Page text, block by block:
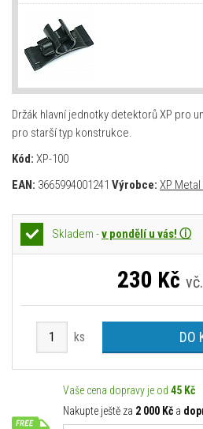
Držák hlavní jednotky detektorů XP pro
pro starší typ konstrukce.
Kód: XP-100
EAN: 3665994001241 Výrobce: XP
Skladem -v pondělí u vás! ⓘ
230 Kč
ks DO
Vaše cena dopravy je od 45 Kč
Nakupte ještě za 2 000 Kč a